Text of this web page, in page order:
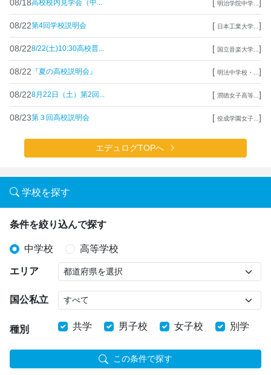
08/18高校校内見学会（中... [ 明治学院中学... ]
08/22第4回学校説明会 [ 日本工業大学... ]
08/228/22(土)10:30高校普... [ 国立音楽大学... ]
08/22 『夏の高校説明会』 [ 明法中学校・... ]
08/228月22日（土）第2回... [ 潤徳女子高等... ]
08/23第３回高校説明会 [ 佼成学園女子... ]
エデュログTOPへ
学校を探す
条件を絞り込んで探す
中学校 高等学校
エリア
国公私立
種別 共学 男子校 女子校 別学
この条件で探す